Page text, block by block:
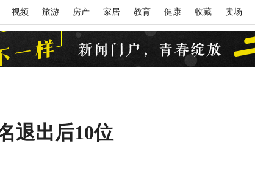
视频 旅游 房产 家居 教育 健康 收藏 卖场
退出后10位